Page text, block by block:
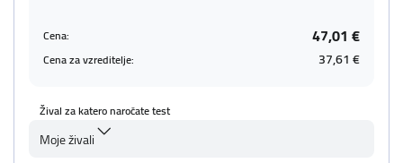
Cena: 47,01 €
Cena za vzreditelje: 37,61 €
Žival za katero naročate test
Moje živali